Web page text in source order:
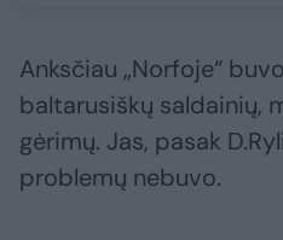
Anksčiau „Norfoje“
baltarusiškų saldainių,
gėrimų. Jas, pasak
problemų nebuvo.